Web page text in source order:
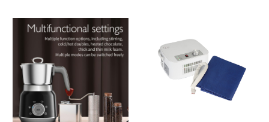
машина для
приготовления
овощей Термомиксер
супница кухонный
комбайн кухонная
техника Термомиксер